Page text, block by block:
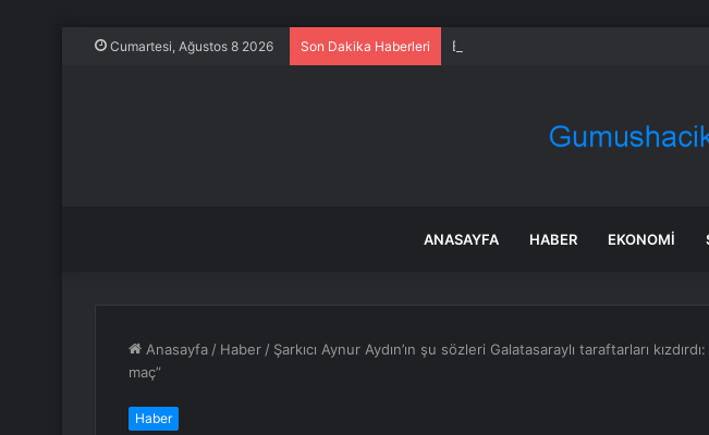
Cumartesi, Ağustos 8 2026 Son Dakika Haberleri Evine tadilat yapan çift, gizli bölmede
ANASAYFA HABER EKONOMI
Anasayfa / Haber / Şarkıcı Aynur Aydın’ın şu sözleri Galatasaraylı taraftarları
maç”
Haber